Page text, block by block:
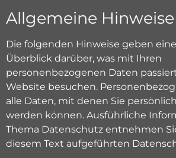
Allgemeine Hinweise
Die folgenden Hinweise geben
Überblick darüber, was mit Ihren
personenbezogenen Daten
Website besuchen.
alle Daten, mit denen Sie
werden können. Ausführliche
Thema Datenschutz entnehmen
diesem Text aufgeführten